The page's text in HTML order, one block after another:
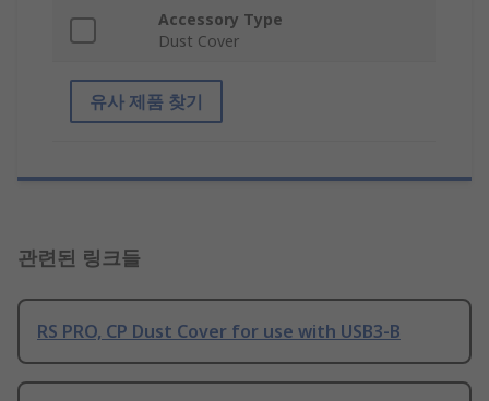
Accessory Type
Dust Cover
유사 제품 찾기
관련된 링크들
RS PRO, CP Dust Cover for use with USB3-B